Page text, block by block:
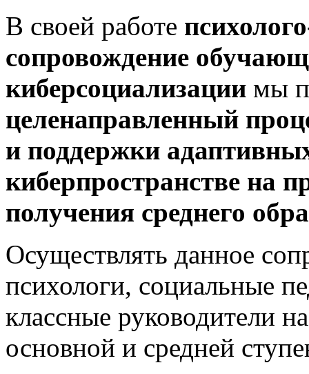
В своей работе
сопровождение
киберсоциализации мы
целенаправленный
и поддержки
киберпространстве на
получения среднего
Осуществлять данное
психологи, социальные
классные руководители
основной и средней